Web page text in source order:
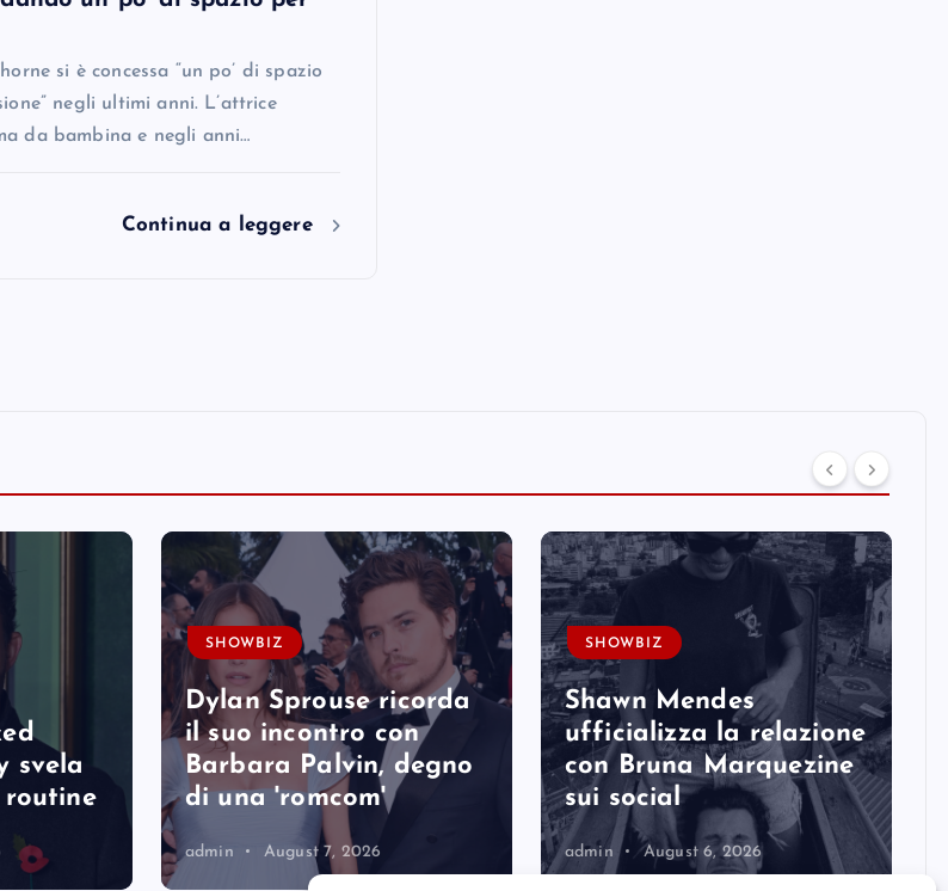
si è concessa “un po’ di spazio
negli ultimi anni. L’attrice
da bambina e negli anni…
Continua a leggere
svela
routine
SHOWBIZ
Dylan Sprouse ricorda
il suo incontro con
Barbara Palvin, degno
di una 'romcom'
admin August 7, 2026
SHOWBIZ
Shawn Mendes
ufficializza la relazione
con Bruna Marquezine
sui social
admin August 6, 2026